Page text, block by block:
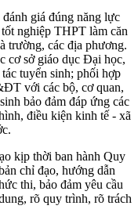
giá đúng năng lực
nghiệp THPT làm căn
trường, các địa phương.
cơ sở giáo dục Đại học,
tuyển sinh; phối hợp
với các bộ, cơ quan,
bảo đảm đáp ứng các
điều kiện kinh tế - xã
kịp thời ban hành Quy
chỉ đạo, hướng dẫn
thi, bảo đảm yêu cầu
rõ quy trình, rõ trách